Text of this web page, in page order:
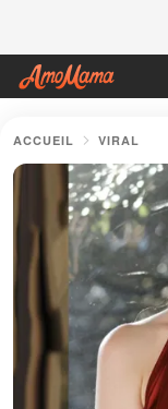
ACCUEIL VIRAL